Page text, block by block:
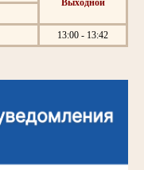
Выходной
13:00 - 13:42